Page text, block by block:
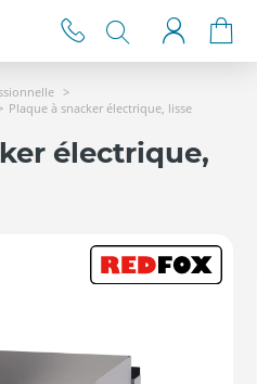
Plaque à snacker électrique, lisse
électrique,